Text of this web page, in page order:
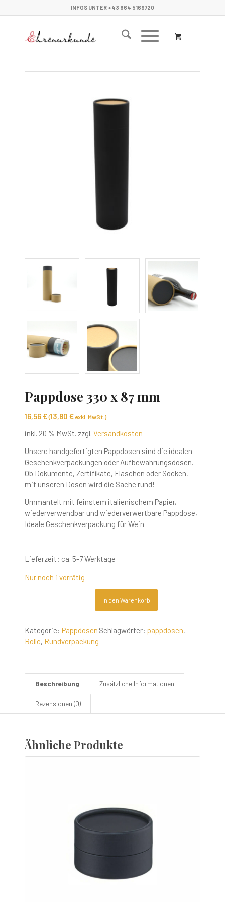
INFOS UNTER +43 664 5169720
Pappdose 330 x 87 mm
16,56€ (13,80 €exkl. MwSt.)
inkl. 20 % MwSt. zzgl. Versandkosten
Unsere handgefertigten Pappdosen sind die idealen
Geschenkverpackungen oder Aufbewahrungsdosen.
Ob Dokumente, Zertifikate, Flaschen oder Socken,
mit unseren Dosen wird die Sache rund!
Ummantelt mit feinstem italienischem Papier,
wiederverwendbar und wiederverwertbare Pappdose,
Ideale Geschenkverpackung für Wein
Lieferzeit: ca. 5-7 Werktage
Nur noch 1 vorrätig
In den Warenkorb
Kategorie: Pappdosen Schlagwörter: pappdosen,
Rolle, Rundverpackung
Beschreibung Zusätzliche Informationen
Rezensionen (0)
Ähnliche Produkte